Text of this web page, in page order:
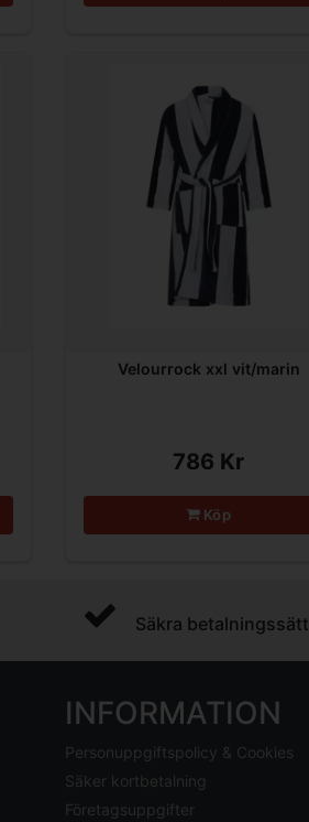
Velourrock xxl vit/marin
786 Kr
Köp
Säkra betalningssätt
INFORMATION
Personuppgiftspolicy & Cookies
Säker kortbetalning
Företagsuppgifter